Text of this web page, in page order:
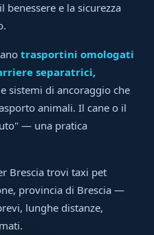
benessere e la sicurezza
trasportini omologati
separatrici,
e sistemi di ancoraggio che
animali. Il cane o il
— una pratica
Brescia trovi taxi pet
provincia di Brescia —
lunghe distanze,